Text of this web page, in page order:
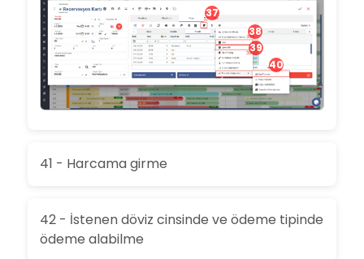
37
38
39
40
41 - Harcama girme
42 - İstenen döviz cinsinde ve ödeme tipinde
ödeme alabilme